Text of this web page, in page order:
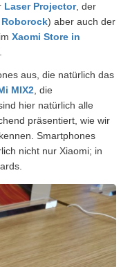
Laser Projector, der
Roborock) aber auch der
Xaomi Store in
aus, die natürlich das
MIX2 , die
hier natürlich alle
präsentiert, wie wir
Smartphones
nicht nur Xiaomi; in